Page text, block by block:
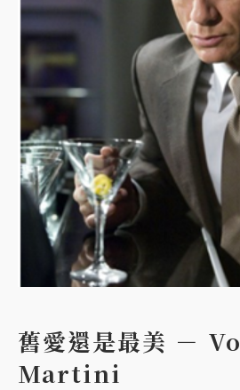
舊愛還是最美 －
Martini